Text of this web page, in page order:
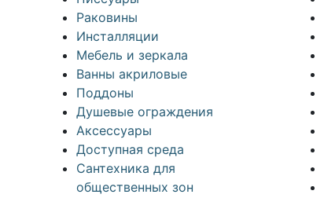
Раковины
Инсталляции
Мебель и зеркала
Ванны акриловые
Поддоны
Душевые ограждения
Аксессуары
Доступная среда
Cантехника для
общественных зон